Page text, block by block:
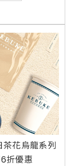
茶花烏龍系列
折優惠